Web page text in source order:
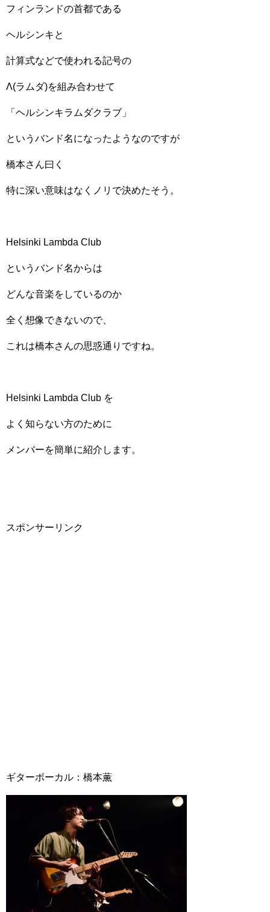
フィンランドの首都である
ヘルシンキと
計算式などで使われる記号の
Λ(ラムダ)を組み合わせて
「ヘルシンキラムダクラブ」
というバンド名になったようなのですが
橋本さん曰く
特に深い意味はなくノリで決めたそう。
Helsinki Lambda Club
というバンド名からは
どんな音楽をしているのか
全く想像できないので、
これは橋本さんの思惑通りですね。
Helsinki Lambda Club を
よく知らない方のために
メンバーを簡単に紹介します。
スポンサーリンク
ギターボーカル：橋本薫